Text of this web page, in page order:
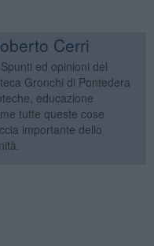
Cerri
ed opinioni del
Gronchi di Pontedera
educazione
tutte queste cose
importante dello